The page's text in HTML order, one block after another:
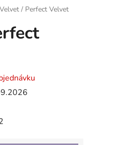
/ Perfect Velvet